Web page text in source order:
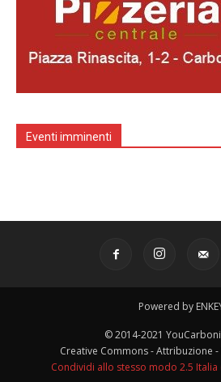
Eventi imminenti
Powered by
© 2014-2021
Creative Commons - Attribuzione
Condividi allo stesso modo 2.5 Italia